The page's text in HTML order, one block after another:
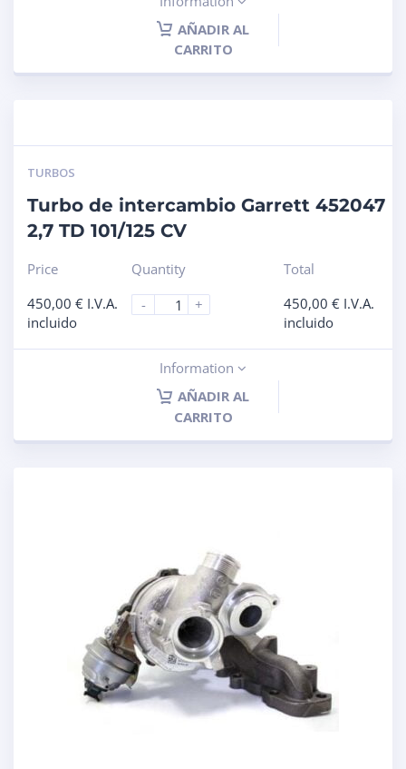
AÑADIR AL
CARRITO
TURBOS
Turbo de intercambio Garrett 452047
2,7 TD 101/125 CV
Price
450,00 € I.V.A.
incluido
Quantity
-
+
Total
450,00 € I.V.A.
incluido
Information
AÑADIR AL
CARRITO